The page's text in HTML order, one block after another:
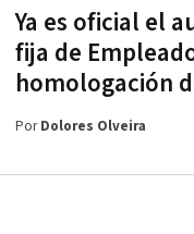
Ya es oficial el
fija de
homologación
PorDolores Olveira